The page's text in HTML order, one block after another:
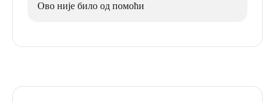
Ово није било од помоћи